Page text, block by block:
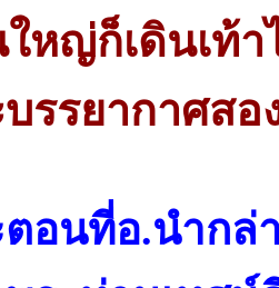
หญ่ก็เดินเท้
รรยากาศส
อนที่อ.นำกล่